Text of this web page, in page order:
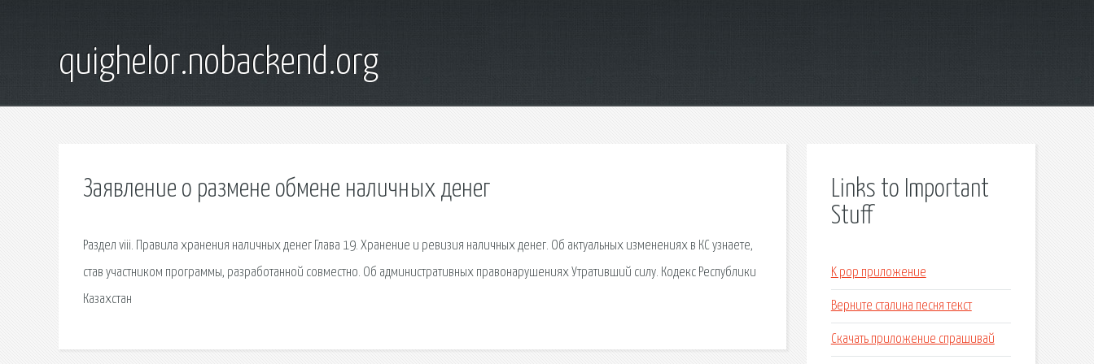
quighelor.nobackend.org
Заявление о размене обмене наличных денег
Раздел viii. Правила хранения наличных денег Глава 19. Хранение и ревизия наличных денег. Об актуальных изменениях в КС узнаете,
став участником программы, разработанной совместно. Об административных правонарушениях Утративший силу. Кодекс Республики
Казахстан
Links to Important
Stuff
K pop приложение
Верните сталина песня текст
Скачать приложение спрашивай